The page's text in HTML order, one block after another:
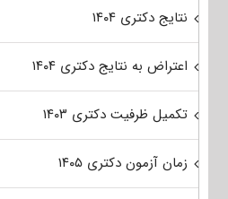
نتایج دکتری ۱۴۰۴
اعتراض به نتایج دکتری ۱۴۰۴
تکمیل ظرفیت دکتری ۱۴۰۳
زمان آزمون دکتری ۱۴۰۵